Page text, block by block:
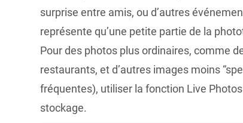
surprise entre amis, ou d’autres
représente qu’une petite partie de la
Pour des photos plus ordinaires, comme
restaurants, et d’autres images moins
fréquentes), utiliser la fonction Live
stockage.